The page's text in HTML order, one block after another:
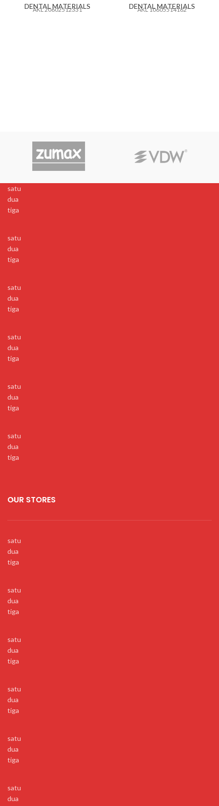
DENTAL MATERIALS
AKL 20602512331 DENTAL MATERIALS
AKL 10605514162
satu
dua
tiga
satu
dua
tiga
satu
dua
tiga
satu
dua
tiga
satu
dua
tiga
satu
dua
tiga
OUR STORES
satu
dua
tiga
satu
dua
tiga
satu
dua
tiga
satu
dua
tiga
satu
dua
tiga
satu
dua